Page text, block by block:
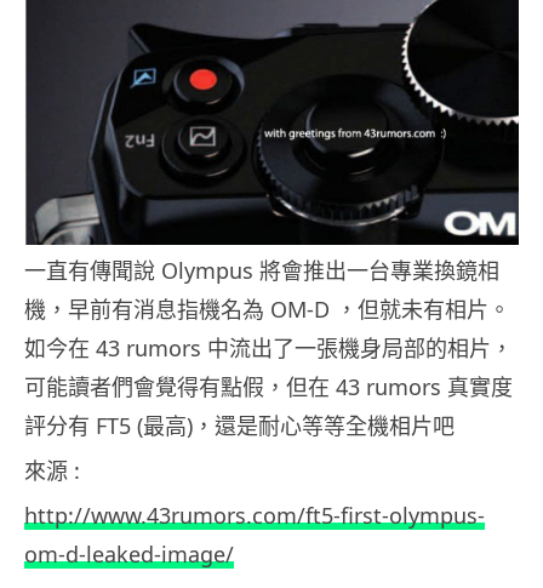
一直有傳聞說 Olympus 將會推出一台專業換鏡相
機，早前有消息指機名為 OM-D ，但就未有相片。
如今在 43 rumors 中流出了一張機身局部的相片，
可能讀者們會覺得有點假，但在 43 rumors 真實度
評分有 FT5 (最高)，還是耐心等等全機相片吧
來源 :
http://www.43rumors.com/ft5-first-olympus-
om-d-leaked-image/